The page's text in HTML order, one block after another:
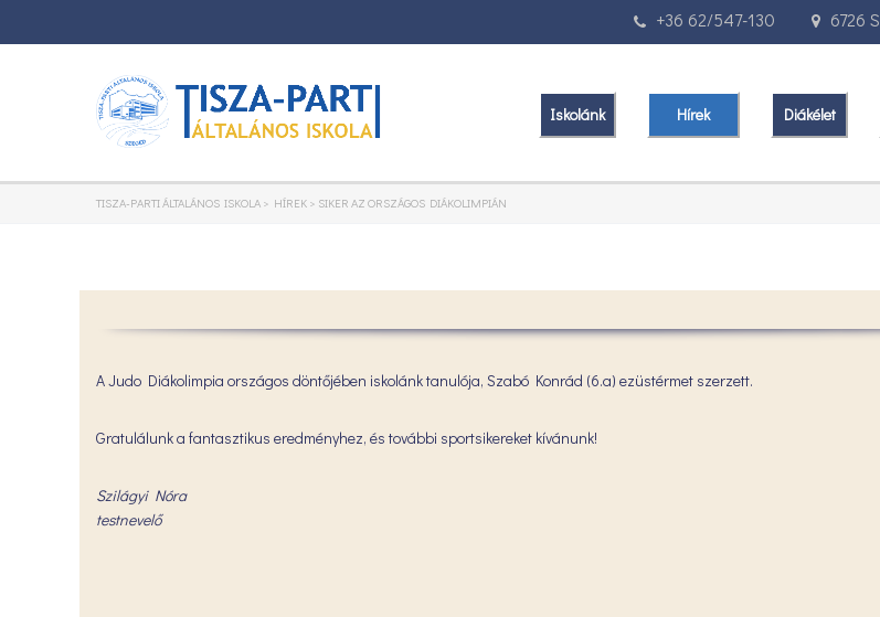
6726
+36 62/547-130
Iskolánk Hírek Diákélet
TISZA-PARTI ÁLTALÁNOS ISKOLA > HÍREK > SIKER AZ ORSZÁGOS DIÁKOLIMPIÁN
A Judo Diákolimpia országos döntőjében iskolánk tanulója, Szabó Konrád (6.a) ezüstérmet szerzett.
Gratulálunk a fantasztikus eredményhez, és további sportsikereket kívánunk!
Szilágyi Nóra
testnevelő